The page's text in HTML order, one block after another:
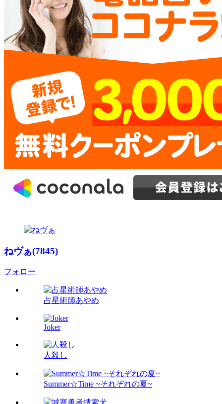
ねヴぁ(7845)
フォロー
占星術師あやめ
Joker
人殺し
Summer☆Time ~それぞれの夏~